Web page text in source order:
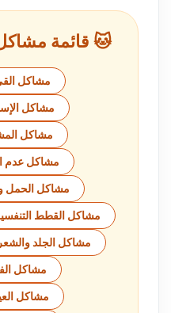
🐱 قائمة
مشاكل
مشاكل
مشاكل
مشاكل عدم
مشاكل الحمل
مشاكل القطط
مشاكل الجلد والشعر
مشاكل
مشاكل